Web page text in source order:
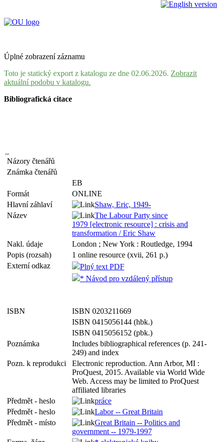
Úplné zobrazení záznamu
Toto je statický export z katalogu ze dne 02.06.2026. Zobrazit
aktuální podobu v katalogu.
Bibliografická citace
Názory čtenářů
Známka čtenářů
EB
Formát
ONLINE
Hlavní záhlaví
Shaw, Eric, 1949-
Název
The Labour Party since
1979 [electronic resource] : crisis and
transformation / Eric Shaw
Nakl. údaje
London ; New York : Routledge, 1994
Popis (rozsah)
1 online resource (xvii, 261 p.)
Externí odkaz
Plný text PDF
* Návod pro vzdálený přístup
ISBN
ISBN 0203211669
ISBN 0415056144 (hbk.)
ISBN 0415056152 (pbk.)
Poznámka
Includes bibliographical references (p. 241-
249) and index
Pozn. k reprodukci
Electronic reproduction. Ann Arbor, MI :
ProQuest, 2015. Available via World Wide
Web. Access may be limited to ProQuest
affiliated libraries
Předmět - heslo
práce
Předmět - heslo
Labor -- Great Britain
Předmět - místo
Great Britain -- Politics and
government -- 1979-1997